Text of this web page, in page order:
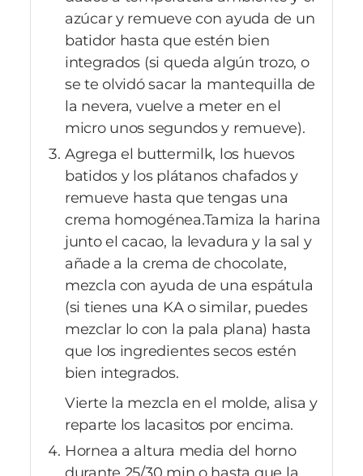
azúcar y remueve con ayuda de un
batidor hasta que estén bien
integrados (si queda algún trozo, o
se te olvidó sacar la mantequilla de
la nevera, vuelve a meter en el
micro unos segundos y remueve).
Agrega el buttermilk, los huevos
batidos y los plátanos chafados y
remueve hasta que tengas una
crema homogénea.Tamiza la harina
junto el cacao, la levadura y la sal y
añade a la crema de chocolate,
mezcla con ayuda de una espátula
(si tienes una KA o similar, puedes
mezclar lo con la pala plana) hasta
que los ingredientes secos estén
bien integrados.
Vierte la mezcla en el molde, alisa y
reparte los lacasitos por encima.
Hornea a altura media del horno